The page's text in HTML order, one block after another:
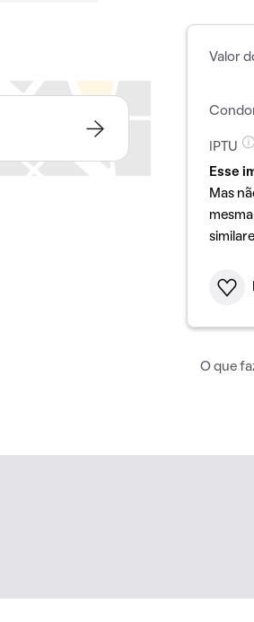
Valor
IPTU
Esse
Mas
O que